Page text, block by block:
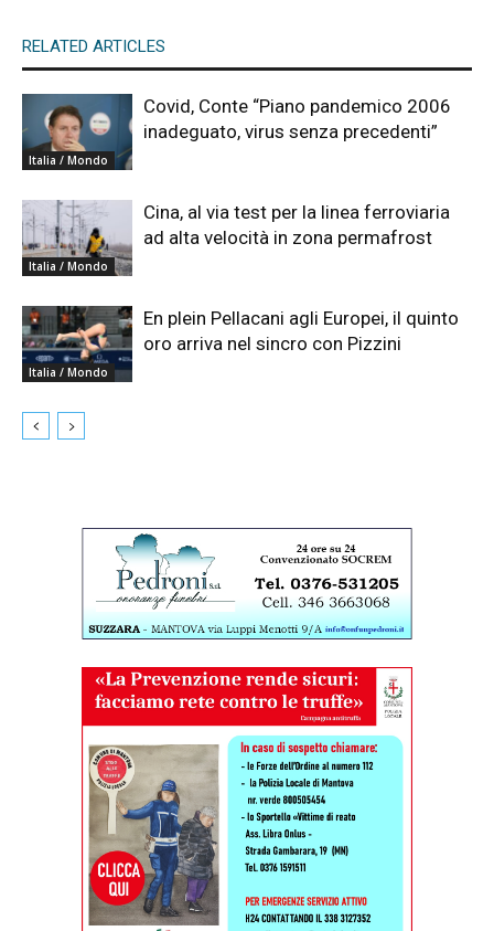
RELATED ARTICLES
Italia / Mondo
Covid, Conte “Piano pandemico 2006
inadeguato, virus senza precedenti”
Italia / Mondo
Cina, al via test per la linea ferroviaria
ad alta velocità in zona permafrost
Italia / Mondo
En plein Pellacani agli Europei, il quinto
oro arriva nel sincro con Pizzini